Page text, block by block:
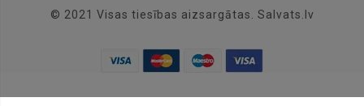
© 2021 Visas tiesības aizsargātas. Salvats.lv